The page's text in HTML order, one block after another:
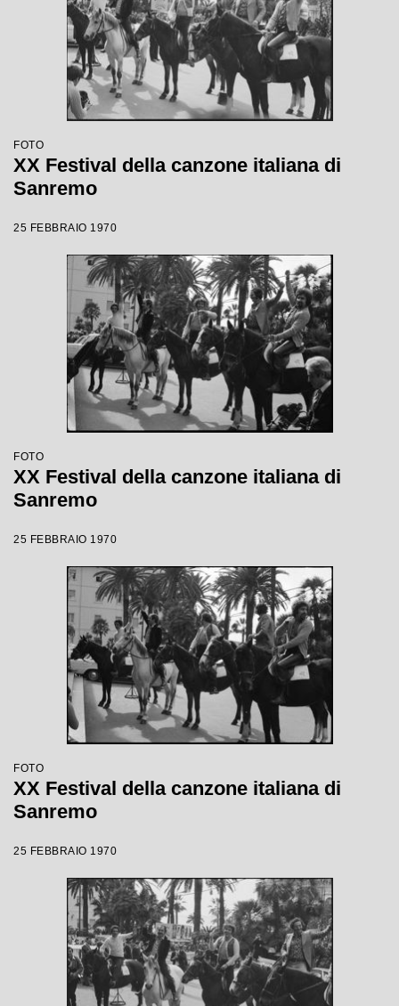
FOTO
XX Festival della canzone italiana di
Sanremo
25 FEBBRAIO 1970
FOTO
XX Festival della canzone italiana di
Sanremo
25 FEBBRAIO 1970
FOTO
XX Festival della canzone italiana di
Sanremo
25 FEBBRAIO 1970